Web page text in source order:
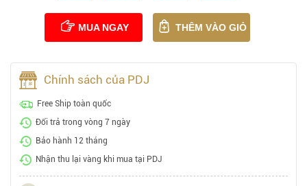
MUA NGAY THÊM VÀO GIỎ
Chính sách của PDJ
Free Ship toàn quốc
Đổi trả trong vòng 7 ngày
Bảo hành 12 tháng
Nhận thu lại vàng khi mua tại PDJ